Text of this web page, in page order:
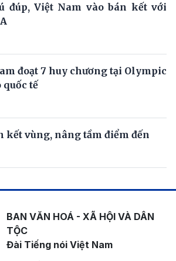
đúp, Việt Nam vào bán kết với
đoạt 7 huy chương tại Olympic
tế
kết vùng, nâng tầm điểm đến
BAN VĂN HOÁ - XÃ HỘI VÀ DÂN
TỘC
Đài Tiếng nói Việt Nam